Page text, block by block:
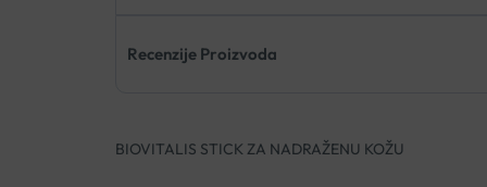
Recenzije Proizvoda
BIOVITALIS STICK ZA NADRAŽENU KOŽU